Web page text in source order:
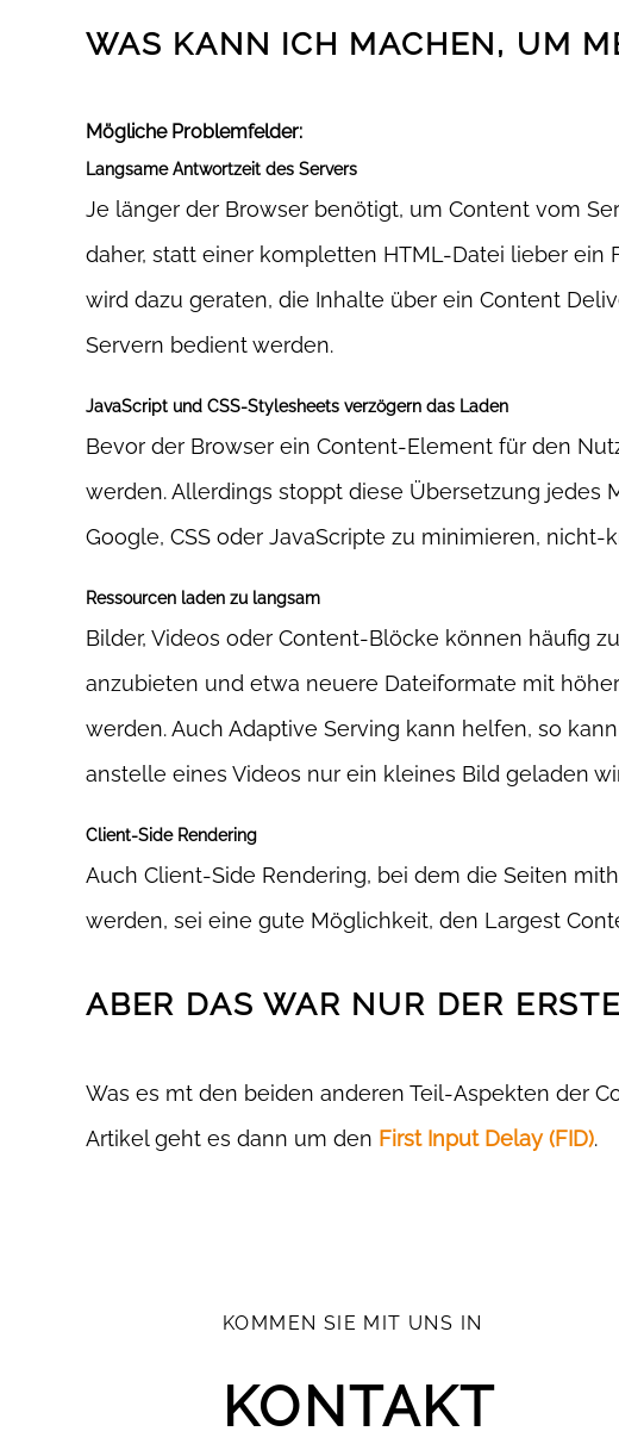
WAS KANN ICH MACHEN, UM
Mögliche Problemfelder:
Langsame Antwortzeit des Servers
Je länger der Browser benötigt, um Content vom
daher, statt einer kompletten HTML-Datei lieber ein
wird dazu geraten, die Inhalte über ein Content
Servern bedient werden.
JavaScript und CSS-Stylesheets verzögern das Laden
Bevor der Browser ein Content-Element für den
werden. Allerdings stoppt diese Übersetzung jedes
Google, CSS oder JavaScripte zu minimieren,
Ressourcen laden zu langsam
Bilder, Videos oder Content-Blöcke können häufig
anzubieten und etwa neuere Dateiformate mit
werden. Auch Adaptive Serving kann helfen, so
anstelle eines Videos nur ein kleines Bild geladen
Client-Side Rendering
Auch Client-Side Rendering, bei dem die Seiten
werden, sei eine gute Möglichkeit, den Largest
ABER DAS WAR NUR DER
Was es mt den beiden anderen Teil-Aspekten der
Artikel geht es dann um den First Input Delay (FID).
KOMMEN SIE MIT UNS IN
KONTAKT